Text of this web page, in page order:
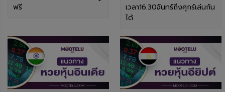
ฟรี
เวลา16.30จันทร์ถึงศุกร์เล่นกัน
ได้